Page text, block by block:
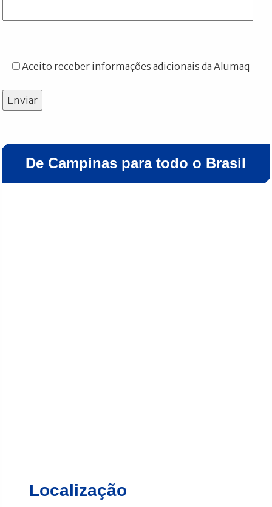
Aceito receber informações adicionais da Alumaq
Enviar
De Campinas para todo o Brasil
Localização